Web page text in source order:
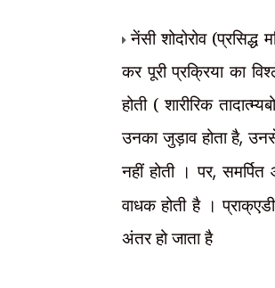
नेंसी शोदोरोव
कर पूरी प्रक्रिया का
होती ( शारीरिक
उनका जुड़ाव होता है,
नहीं होती । पर,
वाधक होती है ।
अंतर हो जाता है